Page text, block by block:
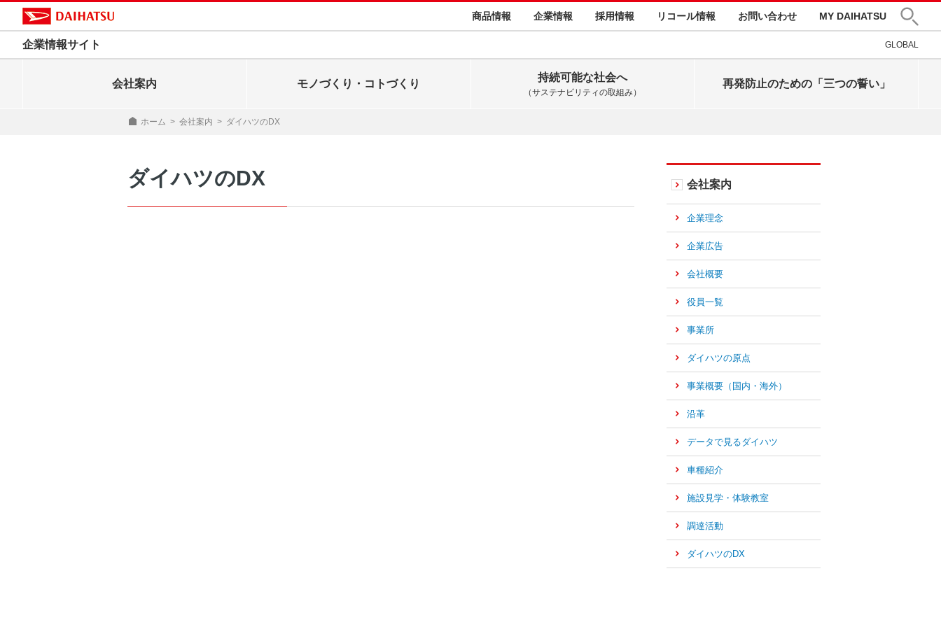
商品情報 企業情報 採用情報 リコール情報 お問い合わせ MY DAIHATSU
企業情報サイト GLOBAL
会社案内 モノづくり・コトづくり
持続可能な社会へ
（サステナビリティの取組み）
再発防止のための「三つの誓い」
ホーム > 会社案内 > ダイハツのDX
ダイハツのDX 会社案内
企業理念
企業広告
会社概要
役員一覧
事業所
ダイハツの原点
事業概要（国内・海外）
沿革
データで見るダイハツ
車種紹介
施設見学・体験教室
調達活動
ダイハツのDX
ペ
ー
の